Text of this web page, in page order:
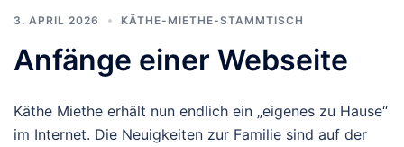
3. APRIL 2026 KÄTHE-MIETHE-STAMMTISCH
Anfänge einer Webseite
Käthe Miethe erhält nun endlich ein „eigenes zu Hause“
im Internet. Die Neuigkeiten zur Familie sind auf der